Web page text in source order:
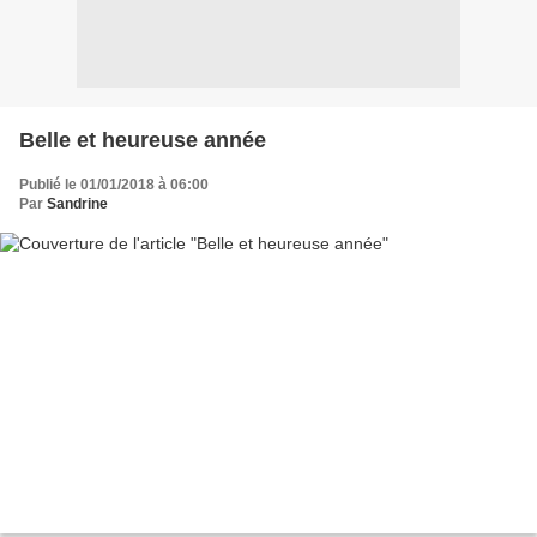
Belle et heureuse année
Publié le 01/01/2018 à 06:00
Par Sandrine